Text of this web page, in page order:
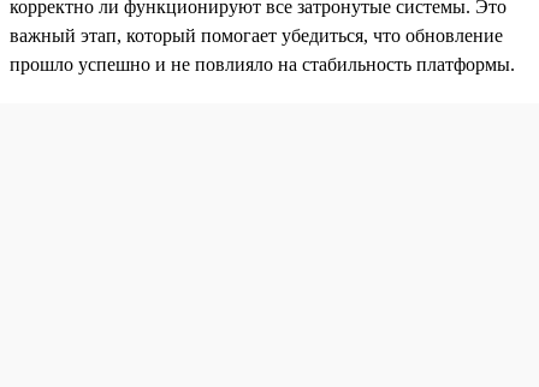
корректно ли функционируют все затронутые системы. Это
важный этап, который помогает убедиться, что обновление
прошло успешно и не повлияло на стабильность платформы.